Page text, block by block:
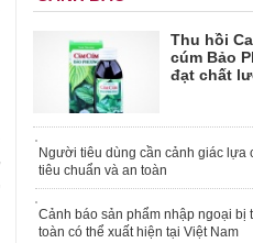
Thu hồi
cúm Bảo
đạt chất
Người tiêu dùng cần cảnh giác lựa
tiêu chuẩn và an toàn
Cảnh báo sản phẩm nhập ngoại bị
toàn có thể xuất hiện tại Việt Nam